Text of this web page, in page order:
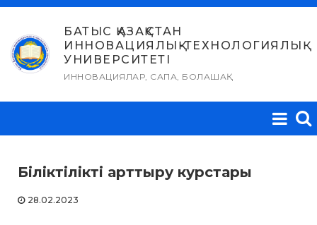
Skip
content
БАТЫС ҚАЗАҚСТАН
ИННОВАЦИЯЛЫҚ-ТЕХНОЛОГИЯЛЫҚ
УНИВЕРСИТЕТІ
ИННОВАЦИЯЛАР, САПА, БОЛАШАҚ
Біліктілікті арттыру курстары
28.02.2023